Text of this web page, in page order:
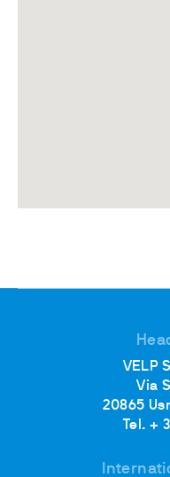
VELP
Via
20865
Tel. +